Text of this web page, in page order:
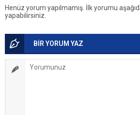
Henüz yorum yapılmamış. İlk yorumu
yapabilirsiniz.
BİR YORUM YAZ